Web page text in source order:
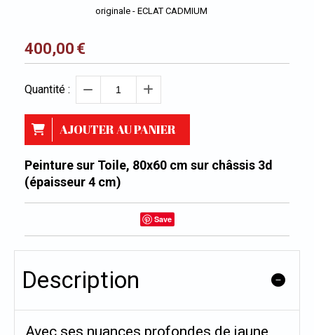
originale - ECLAT CADMIUM
400,00 €
Quantité :
AJOUTER AU PANIER
Peinture sur Toile, 80x60 cm sur châssis 3d
(épaisseur 4 cm)
Save
Description
Avec ses nuances profondes de jaune